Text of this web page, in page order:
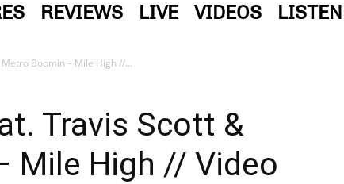
REVIEWS LIVE VIDEOS LISTEN
Boomin – Mile High //...
Travis Scott &
Mile High // Video